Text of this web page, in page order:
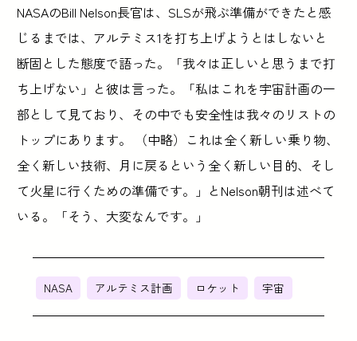
NASAのBill Nelson長官は、SLSが飛ぶ準備ができたと感
じるまでは、アルテミス1を打ち上げようとはしないと
断固とした態度で語った。「我々は正しいと思うまで打
ち上げない」と彼は言った。「私はこれを宇宙計画の一
部として見ており、その中でも安全性は我々のリストの
トップにあります。 （中略）これは全く新しい乗り物、
全く新しい技術、月に戻るという全く新しい目的、そし
て火星に行くための準備です。」とNelson朝刊は述べて
いる。「そう、大変なんです。」
NASA アルテミス計画 ロケット 宇宙